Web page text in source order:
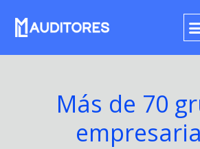
contenido
Más de 70